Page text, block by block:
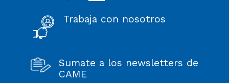
Trabaja con nosotros
Sumate a los newsletters de
CAME